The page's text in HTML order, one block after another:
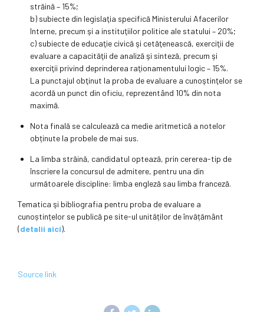
străină – 15%;
b) subiecte din legislaţia specifică Ministerului Afacerilor
Interne, precum şi a instituţiilor politice ale statului – 20%;
c) subiecte de educaţie civică şi cetăţenească, exerciţii de
evaluare a capacităţii de analiză şi sinteză, precum şi
exerciţii privind deprinderea raţionamentului logic – 15%.
La punctajul obţinut la proba de evaluare a cunoştinţelor se
acordă un punct din oficiu, reprezentând 10% din nota
maximă.
Nota finală se calculează ca medie aritmetică a notelor
obținute la probele de mai sus.
La limba străină, candidatul optează, prin cererea-tip de
înscriere la concursul de admitere, pentru una din
următoarele discipline: limba engleză sau limba franceză.
Tematica şi bibliografia pentru proba de evaluare a
cunoștințelor se publică pe site-ul unităților de învățământ
(detalii aici).
Source link